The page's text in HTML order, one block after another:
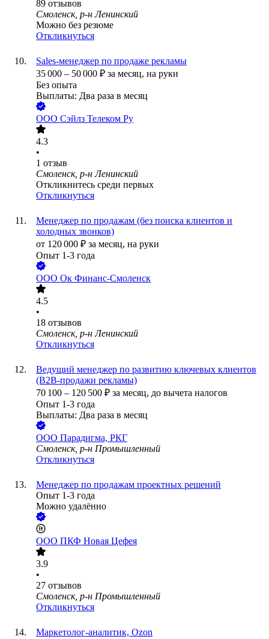
89 отзывов
Смоленск, р-н Ленинский
Можно без резюме
Откликнуться
Sales-менеджер по продаже рекламы
35 000 – 50 000 ₽ за месяц, на руки
Без опыта
Выплаты: Два раза в месяц
ООО Сэйлз Телеком Ру
4.3
•
1 отзыв
Смоленск, р-н Ленинский
Откликнитесь среди первых
Откликнуться
Менеджер по продажам (без поиска клиентов и
холодных звонков)
от 120 000 ₽ за месяц, на руки
Опыт 1-3 года
ООО Ок Финанс-Смоленск
4.5
•
18 отзывов
Смоленск, р-н Ленинский
Откликнуться
Ведущий менеджер по развитию ключевых клиентов
(B2B-продажи рекламы)
70 100 – 120 500 ₽ за месяц, до вычета налогов
Опыт 1-3 года
Выплаты: Два раза в месяц
ООО Парадигма, РКГ
Смоленск, р-н Промышленный
Откликнуться
Менеджер по продажам проектных решений
Опыт 1-3 года
Можно удалённо
ООО ПКФ Новая Цефея
3.9
•
27 отзывов
Смоленск, р-н Промышленный
Откликнуться
Маркетолог-аналитик, Ozon